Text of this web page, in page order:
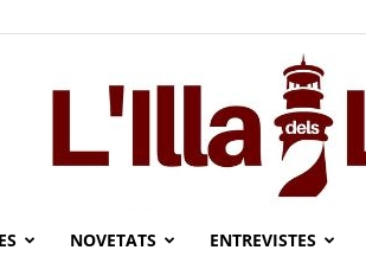
NOVETATS ENTREVISTES